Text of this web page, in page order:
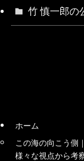
竹 慎一郎の
ホーム
この海の向こう側
様々な視点から考